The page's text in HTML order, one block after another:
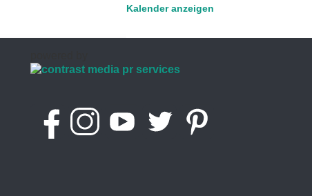
Kalender anzeigen